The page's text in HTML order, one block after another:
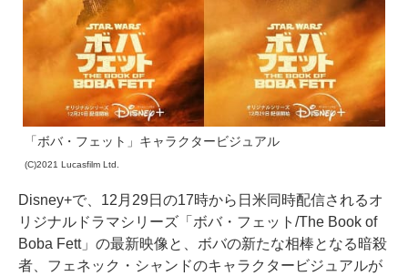
「ボバ・フェット」キャラクタービジュアル
(C)2021 Lucasfilm Ltd.
Disney+で、12月29日の17時から日米同時配信されるオ
リジナルドラマシリーズ「ボバ・フェット/The Book of
Boba Fett」の最新映像と、ボバの新たな相棒となる暗殺
者、フェネック・シャンドのキャラクタービジュアルが